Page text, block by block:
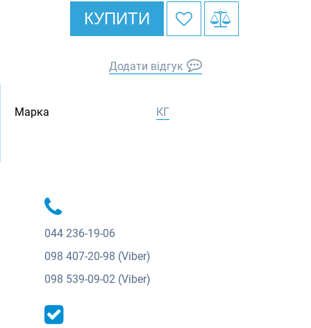
КУПИТИ
Додати відгук
Марка КГ
044 236-19-06
098 407-20-98 (Viber)
098 539-09-02 (Viber)